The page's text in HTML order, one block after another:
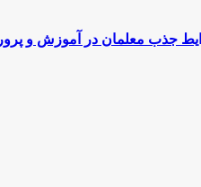
جذب معلمان در آموزش و